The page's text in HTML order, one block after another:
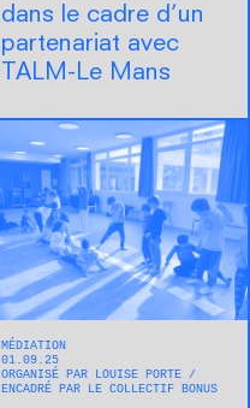
dans le cadre d’un
partenariat avec
TALM-Le Mans
MÉDIATION
01.09.25
ORGANISÉ PAR LOUISE PORTE
ENCADRÉ PAR LE COLLECTIF BONUS